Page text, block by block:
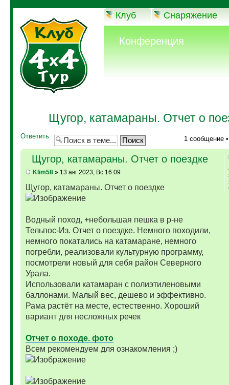
Клуб Снаряжение
Конференция
Щугор, катамараны. Отчет о
Ответить 1 сообщение
Щугор, катамараны. Отчет о поездке
Klim58» 13 авг 2023, Вс 16:09
Щугор, катамараны. Отчет о поездке
Водный поход, +небольшая пешка в р-не
Тельпос-Из. Отчет о поездке. Немного походили,
немного покатались на катамаране, немного
погребли, реализовали культурную программу,
посмотрели новый для себя район Северного
Урала.
Использовали катамаран с полиэтиленовыми
баллонами. Малый вес, дешево и эффективно.
Рама растёт на месте, естественно. Хороший
вариант для несложных речек
Отчет о походе. фото
Всем рекомендуем для ознакомления ;)